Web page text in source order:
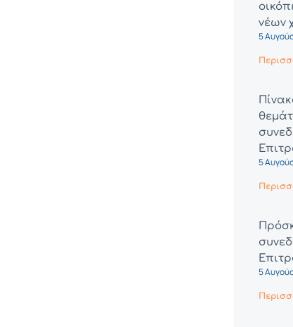
νέων
5
5
5